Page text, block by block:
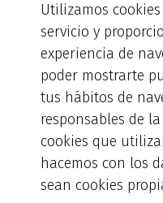
Utilizamos
servicio y
experiencia de
poder mostrarte
tus hábitos de
responsables de
cookies que
hacemos con los
sean cookies